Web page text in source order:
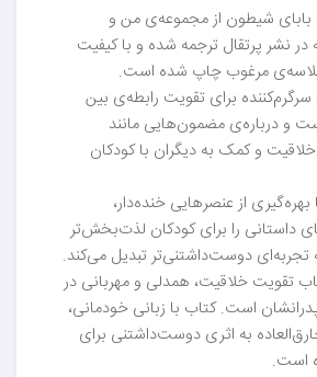
بابای شیطون از مجموعه‌ی من و
در نشر پرتقال ترجمه شده و با کیفیت
مرغوب چاپ شده است.
سرگرم‌کننده برای تقویت رابطه‌ی بین
و درباره‌ی مضمون‌هایی مانند
خلاقیت و کمک به دیگران با کودکان
از عنصرهایی خنده‌دار،
داستانی را برای کودکان لذت‌بخش‌تر
تجربه‌ای دوست‌داشتنی‌تر تبدیل می‌کند.
تقویت خلاقیت، همدلی و مهربانی در
است. کتاب با زبانی خودمانی،
به اثری دوست‌داشتنی برای
است.